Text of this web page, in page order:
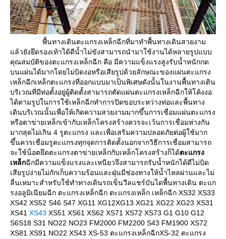
พื้นทางเดินตะแกรงเหล็กฉีกที่มาทำพื้นทางเดินสวยงาม
ล้วยังยึดรองเท้าได้ดีน้ำไม่ขังสามารถนำมาใช้งานได้หลายรูปแบบ
คุณสมบัติของตะแกรงเหล็กฉีก คือ มีความแข็งแรงสูงรับน้ำหนักกด
บนแผ่นได้มากโดยไม่บิดงอหรือเสียรูปด้วยลักษณะของแผ่นตะแกรง
เหล็กฉีกเหล็กตะแกรงที่ออกแบบมาเป็นพิเศษดังนั้นในงานพื้นทางเดิน
บริเวณที่มีท่อตั้งอยู่ผู้ติดตั้งสามารถตัดแผ่นตะแกรงเหล็กฉีกให้โค้งงอ
ได้ตามรูปในการใช้เหล็กฉีกทำการปิดขอบระหว่างท่อและพื้นทาง
เดินบริเวณนั้นเพื่อให้เกิดความสวยงามมากขึ้นการเชื่อมแผ่นตะแกรง
หรือตาข่ายเหล็กเข้ากับเหล็กโครงสร้างควรจะเว้นการเชื่อมห่างกัน
มากสุดไม่เกิน 4 รูตะแกรง และเพื่อเสริมความปลอดภัยต่อผู้ใช้มาก
ขึ้นควรเชื่อมรูตะแกรงทุกจุดการติดตั้งนอกจากวิธีการเชื่อมสามารถ
จะใช้น็อตยึดตะแกรงตาข่ายเหล็กกับเหล็กโครงสร้างก็ได้ตะแกรง
เหล็กฉีกมีความแข็งแรงและเหนียวจึงสามารถรับน้ำหนักได้ดีไม่บิด
เสียรูปง่ายไม่กักเก็บความร้อนและฝุ่นมีช่องทางให้น้ำไหลผ่านและไม่
ลื่นเหมาะสำหรับใช้ทำทางเดินรถเข็นวีลแชร์บันไดพื้นทางเดิน ตะแก
รงอลูมิเนียมฉีก ตะแกรงเหล็กฉีก ตะแกรงเหล็ก เหล็กฉีก XS32 XS33
XS42 XS52 S46 S47 XG11 XG12XG13 XG21 XG22 XG23 XS31
XS41 XS43 XS51 XS61 XS62 XS71 XS72 XS73 G1 G10 G12
S6S18 S31 NO22 NO23 FM2000 FM2200 S43 FM1900 XS72
XS81 XS91 NO22 XS43 XS-53 ตะแกรงเหล็กฉีกXS-32 ตะแกรง